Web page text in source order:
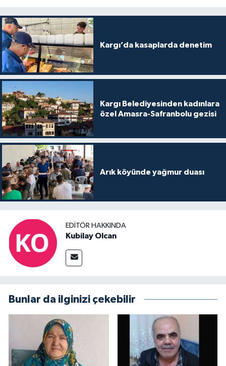
Kargı’da kasaplarda denetim
Kargı Belediyesinden kadınlara
özel Amasra-Safranbolu gezisi
Arık köyünde yağmur duası
EDITÖR HAKKINDA
Kubilay Olcan
Bunlar da ilginizi çekebilir